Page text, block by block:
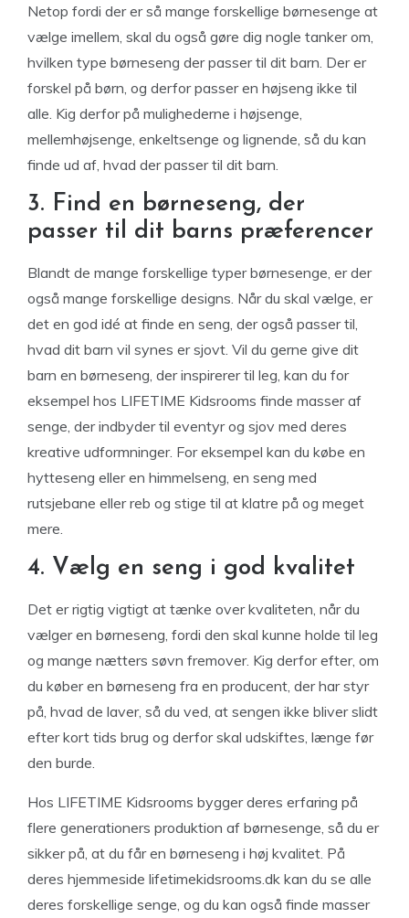
Netop fordi der er så mange forskellige børnesenge at
vælge imellem, skal du også gøre dig nogle tanker om,
hvilken type børneseng der passer til dit barn. Der er
forskel på børn, og derfor passer en højseng ikke til
alle. Kig derfor på mulighederne i højsenge,
mellemhøjsenge, enkeltsenge og lignende, så du kan
finde ud af, hvad der passer til dit barn.
3. Find en børneseng, der
passer til dit barns præferencer
Blandt de mange forskellige typer børnesenge, er der
også mange forskellige designs. Når du skal vælge, er
det en god idé at finde en seng, der også passer til,
hvad dit barn vil synes er sjovt. Vil du gerne give dit
barn en børneseng, der inspirerer til leg, kan du for
eksempel hos LIFETIME Kidsrooms finde masser af
senge, der indbyder til eventyr og sjov med deres
kreative udformninger. For eksempel kan du købe en
hytteseng eller en himmelseng, en seng med
rutsjebane eller reb og stige til at klatre på og meget
mere.
4. Vælg en seng i god kvalitet
Det er rigtig vigtigt at tænke over kvaliteten, når du
vælger en børneseng, fordi den skal kunne holde til leg
og mange nætters søvn fremover. Kig derfor efter, om
du køber en børneseng fra en producent, der har styr
på, hvad de laver, så du ved, at sengen ikke bliver slidt
efter kort tids brug og derfor skal udskiftes, længe før
den burde.
Hos LIFETIME Kidsrooms bygger deres erfaring på
flere generationers produktion af børnesenge, så du er
sikker på, at du får en børneseng i høj kvalitet. På
deres hjemmeside lifetimekidsrooms.dk kan du se alle
deres forskellige senge, og du kan også finde masser